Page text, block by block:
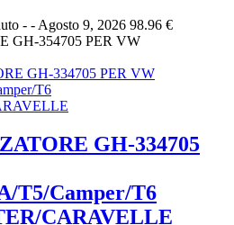
- - Agosto 9, 2026 98.96 €
GH-354705 PER VW
GH-334705
T5/Camper/T6
CARAVELLE